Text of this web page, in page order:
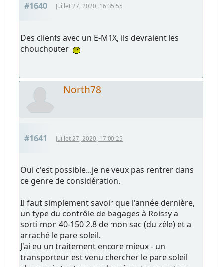
#1640 Juillet 27, 2020, 16:35:55
Des clients avec un E-M1X, ils devraient les
chouchouter
North78
#1641 Juillet 27, 2020, 17:00:25
Oui c'est possible...je ne veux pas rentrer dans
ce genre de considération.
Il faut simplement savoir que l'année dernière,
un type du contrôle de bagages à Roissy a
sorti mon 40-150 2.8 de mon sac (du zèle) et a
arraché le pare soleil.
J'ai eu un traitement encore mieux - un
transporteur est venu chercher le pare soleil